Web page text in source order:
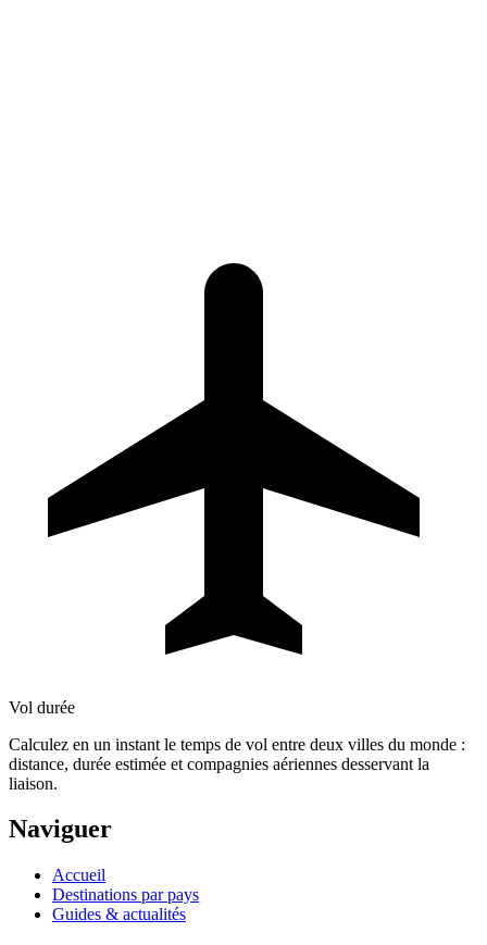
Vol durée
Calculez en un instant le temps de vol entre deux villes du monde :
distance, durée estimée et compagnies aériennes desservant la
liaison.
Naviguer
Accueil
Destinations par pays
Guides & actualités